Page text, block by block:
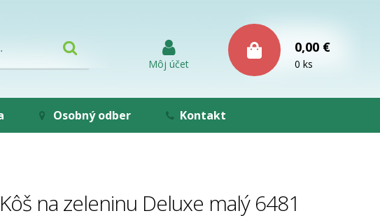
Môj účet
0,00 €
0 ks
na zeleninu Deluxe malý 6481
Osobný odber Kontakt